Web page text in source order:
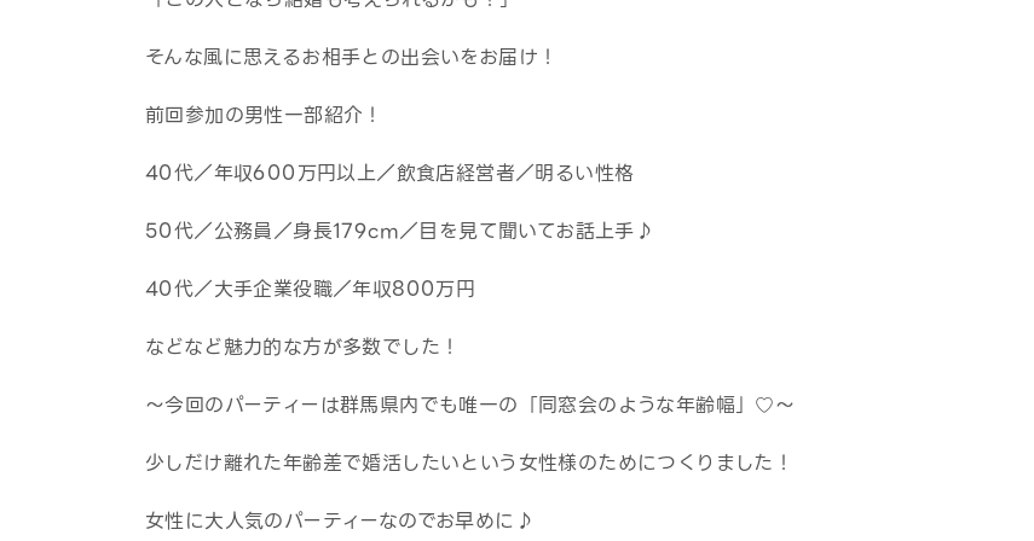
そんな風に思えるお相手との出会いをお届け！
前回参加の男性一部紹介！
40代／年収600万円以上／飲食店経営者／明るい性格
50代／公務員／身長179cm／目を見て聞いてお話上手♪
40代／大手企業役職／年収800万円
などなど魅力的な方が多数でした！
～今回のパーティーは群馬県内でも唯一の「同窓会のような年齢幅」♡～
少しだけ離れた年齢差で婚活したいという女性様のためにつくりました！
女性に大人気のパーティーなのでお早めに♪